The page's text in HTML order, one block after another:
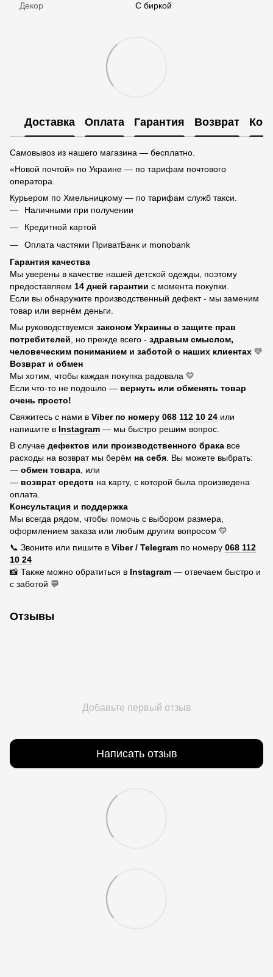
Декор С биркой
Доставка Оплата Гарантия Возврат
Самовывоз из нашего магазина — бесплатно.
«Новой почтой» по Украине — по тарифам почтового
оператора.
Курьером по Хмельницкому — по тарифам служб такси.
Наличными при получении
Кредитной картой
Оплата частями ПриватБанк и monobank
Гарантия качества
Мы уверены в качестве нашей детской одежды, поэтому
предоставляем 14 дней гарантии с момента покупки.
Если вы обнаружите производственный дефект - мы заменим
товар или вернём деньги.
Мы руководствуемся законом Украины о защите прав
потребителей , но прежде всего - здравым смыслом,
человеческим пониманием и заботой о наших клиентах 💛
Возврат и обмен
Мы хотим, чтобы каждая покупка радовала 💛
Если что-то не подошло — вернуть или обменять товар
очень просто!
Свяжитесь с нами в Viber по номеру 068 112 10 24 или
напишите в Instagram — мы быстро решим вопрос.
В случае дефектов или производственного брака все
расходы на возврат мы берём на себя . Вы можете выбрать:
— обмен товара , или
— возврат средств на карту, с которой была произведена
оплата.
Консультация и поддержка
Мы всегда рядом, чтобы помочь с выбором размера,
оформлением заказа или любым другим вопросом 💛
📞 Звоните или пишите в Viber / Telegram по номеру 068 112
10 24
📸 Также можно обратиться в Instagram — отвечаем быстро и
с заботой 💬
Отзывы
Добавьте первый отзыв
Написать отзыв